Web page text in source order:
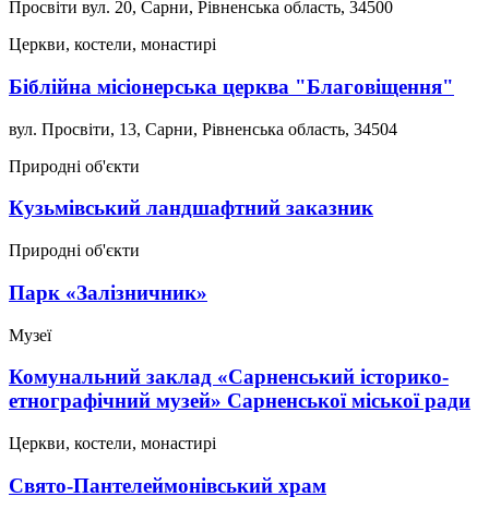
Просвіти вул. 20, Сарни, Рівненська область, 34500
Церкви, костели, монастирі
Біблійна місіонерська церква "Благовіщення"
вул. Просвіти, 13, Сарни, Рівненська область, 34504
Природні об'єкти
Кузьмівський ландшафтний заказник
Природні об'єкти
Парк «Залізничник»
Музеї
Комунальний заклад «Сарненський історико-
етнографічний музей» Сарненської міської ради
Церкви, костели, монастирі
Свято-Пантелеймонівський храм